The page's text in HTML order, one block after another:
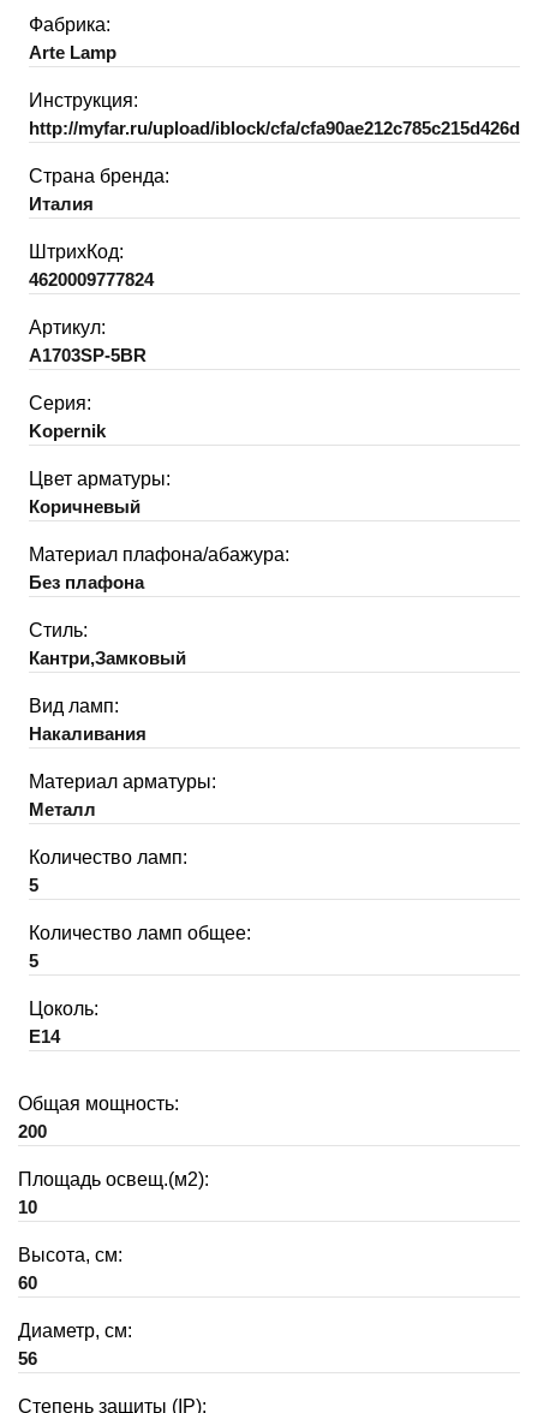
Фабрика:
Arte Lamp
Инструкция:
http://myfar.ru/upload/iblock/cfa/
Страна бренда:
Италия
ШтрихКод:
4620009777824
Артикул:
A1703SP-5BR
Серия:
Kopernik
Цвет арматуры:
Коричневый
Материал плафона/абажура:
Без плафона
Стиль:
Кантри,Замковый
Вид ламп:
Накаливания
Материал арматуры:
Металл
Количество ламп:
5
Количество ламп общее:
5
Цоколь:
E14
Общая мощность:
200
Площадь освещ.(м2):
10
Высота, см:
60
Диаметр, см:
56
Степень защиты (IP):